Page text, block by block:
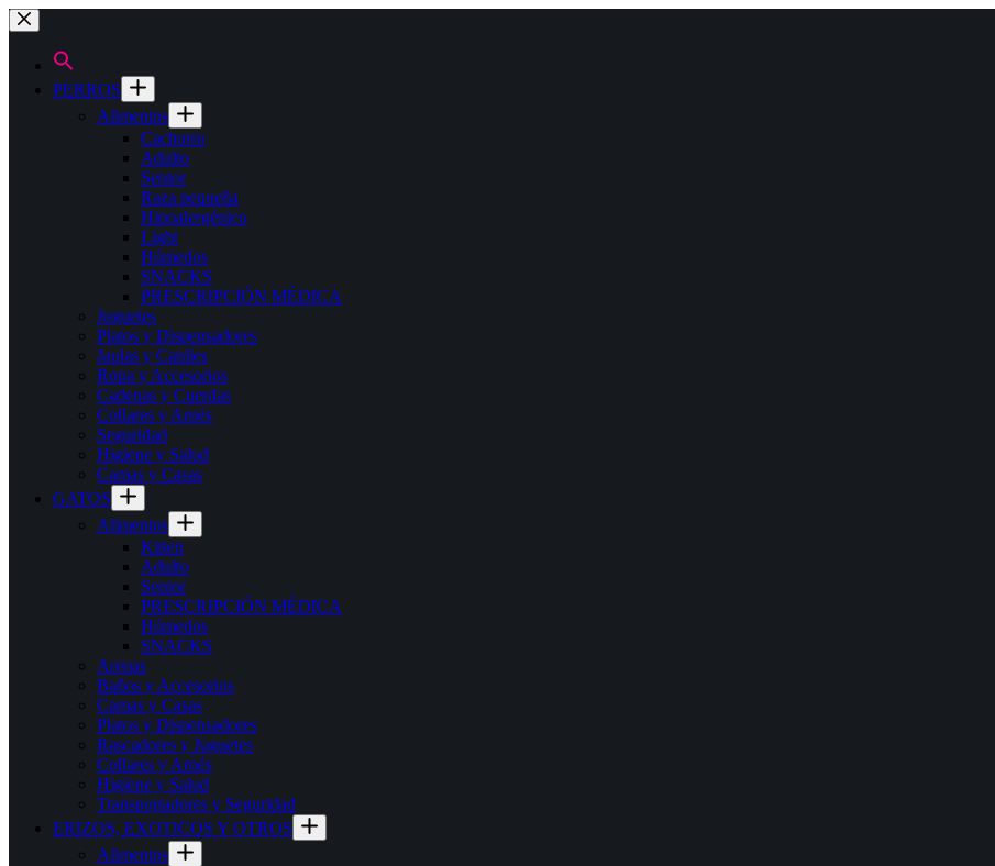
Saltar
al
contenido
PERROS
Alimentos
Cachorro
Adulto
Senior
Raza pequeña
Hipoalergénico
Light
Húmedos
SNACKS
PRESCRIPCIÓN MÉDICA
Juguetes
Platos y Dispensadores
Jaulas y Caniles
Ropa y Accesorios
Cadenas y Cuerdas
Collares y Arnés
Seguridad
Higiene y Salud
Camas y Casas
GATOS
Alimentos
Kitten
Adulto
Senior
PRESCRIPCIÓN MÉDICA
Húmedos
SNACKS
Arenas
Baños y Accesorios
Camas y Casas
Platos y Dispensadores
Rascadores y Juguetes
Collares y Arnés
Higiene y Salud
Transportadores y Seguridad
ERIZOS, EXOTICOS Y OTROS
Alimentos